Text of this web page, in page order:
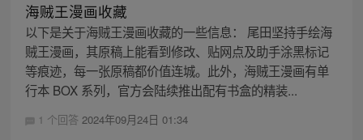
海贼王漫画收藏
以下是关于海贼王漫画收藏的一些信息： 尾田坚持手绘海
贼王漫画，其原稿上能看到修改、贴网点及助手涂黑标记
等痕迹，每一张原稿都价值连城。此外，海贼王漫画有单
行本 BOX 系列，官方会陆续推出配有书盒的精装...
1 个回答 2024年09月24日 01:34